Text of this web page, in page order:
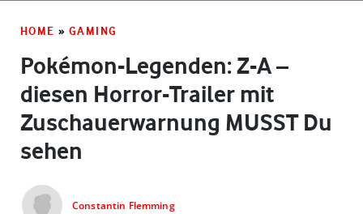
HOME » GAMING
Pokémon-Legenden: Z-A –
diesen Horror-Trailer mit
Zuschauerwarnung MUSST Du
sehen
Constantin Flemming